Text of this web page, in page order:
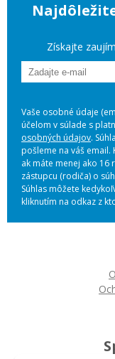
Získajte
Vaše osobné údaje
účelom v súlade s
osobných údajov.
pošleme na váš email.
ak máte menej ako 16
zástupcu (rodiča) o
Súhlas môžete
kliknutím na odkaz z